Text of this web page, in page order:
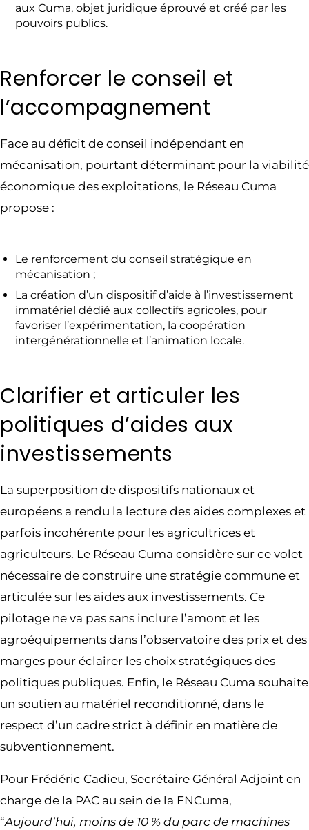
aux Cuma, objet juridique éprouvé et créé par les
pouvoirs publics.
Renforcer le conseil et
l’accompagnement
Face au déficit de conseil indépendant en
mécanisation, pourtant déterminant pour la viabilité
économique des exploitations, le Réseau Cuma
propose :
Le renforcement du conseil stratégique en
mécanisation ;
La création d’un dispositif d’aide à l’investissement
immatériel dédié aux collectifs agricoles, pour
favoriser l’expérimentation, la coopération
intergénérationnelle et l’animation locale.
Clarifier et articuler les
politiques d’aides aux
investissements
La superposition de dispositifs nationaux et
européens a rendu la lecture des aides complexes et
parfois incohérente pour les agricultrices et
agriculteurs. Le Réseau Cuma considère sur ce volet
nécessaire de construire une stratégie commune et
articulée sur les aides aux investissements. Ce
pilotage ne va pas sans inclure l’amont et les
agroéquipements dans l’observatoire des prix et des
marges pour éclairer les choix stratégiques des
politiques publiques. Enfin, le Réseau Cuma souhaite
un soutien au matériel reconditionné, dans le
respect d’un cadre strict à définir en matière de
subventionnement.
Pour Frédéric Cadieu, Secrétaire Général Adjoint en
charge de la PAC au sein de la FNCuma,
“Aujourd’hui, moins de 10 % du parc de machines